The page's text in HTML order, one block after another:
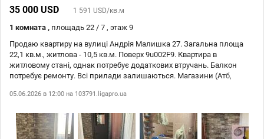
35 000 USD
1 591 USD/кв.м
1 комната , площадь 22 / 7 , этаж 9
Продаю квартиру на вулиці Андрія Малишка 27. Загальна площа
22,1 кв.м., житлова - 10,5 кв.м. Поверх 9u002F9. Квартира в
житловому стані, однак потребує додаткових втручань. Балкон
потребує ремонту. Всі прилади залишаються. Магазини (Атб,
«Чернігівська,Дарниця», зупинки маршруток, трамваїв тощо - все в
робили наливну ванну.
05.06.2026 в 12:00 на 103791.ligapro.ua